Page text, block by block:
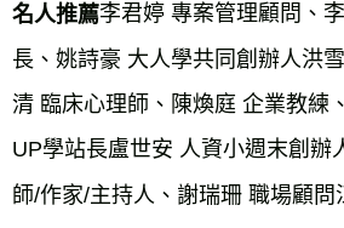
名人推薦李君婷 專案管理顧問、
長、姚詩豪 大人學共同創辦人洪
清 臨床心理師、陳煥庭 企業教練
UP學站長盧世安 人資小週末創辦
師/作家/主持人、謝瑞珊 職場顧問